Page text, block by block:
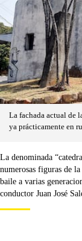
La fachada actual de
ya prácticamente en
La denominada
numerosas figuras de
baile a varias
conductor Juan José